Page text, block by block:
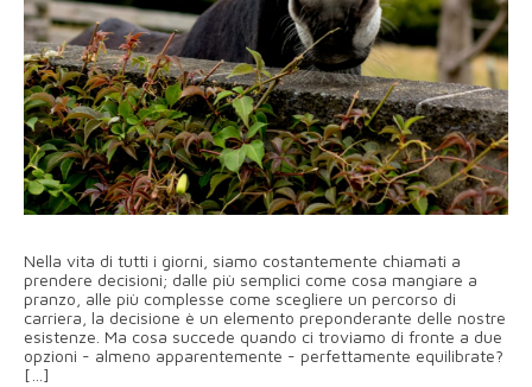
Nella vita di tutti i giorni, siamo costantemente chiamati a
prendere decisioni; dalle più semplici come cosa mangiare a
pranzo, alle più complesse come scegliere un percorso di
carriera, la decisione è un elemento preponderante delle nostre
esistenze. Ma cosa succede quando ci troviamo di fronte a due
opzioni - almeno apparentemente - perfettamente equilibrate?
[…]